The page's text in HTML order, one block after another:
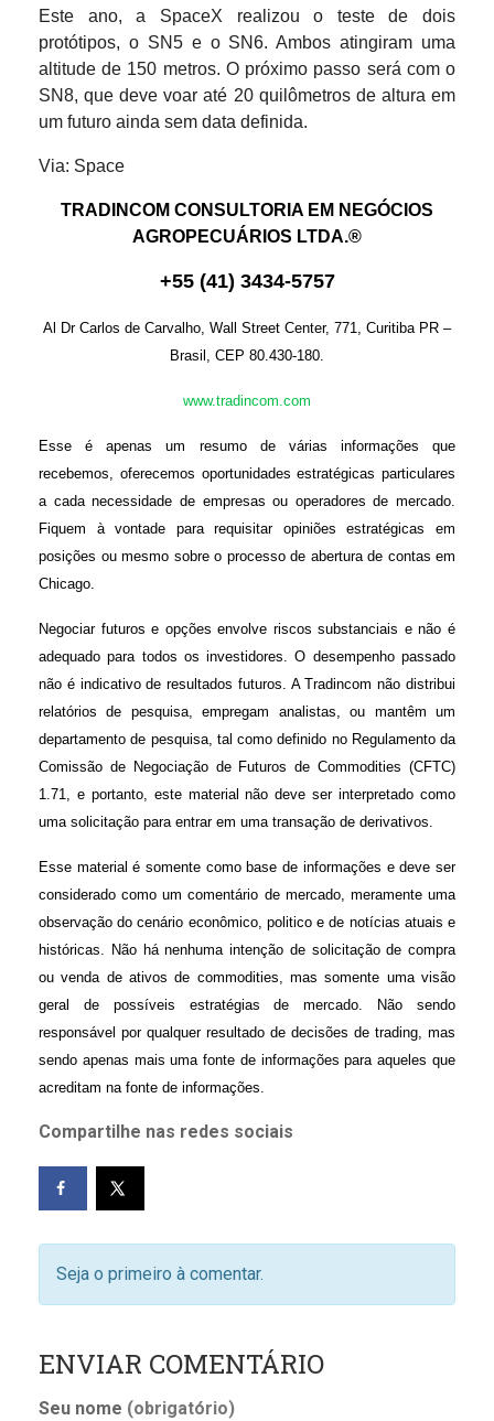
Este ano, a SpaceX realizou o teste de dois
protótipos, o SN5 e o SN6. Ambos atingiram uma
altitude de 150 metros. O próximo passo será com o
SN8, que deve voar até 20 quilômetros de altura em
um futuro ainda sem data definida.
Via: Space
TRADINCOM CONSULTORIA EM NEGÓCIOS
AGROPECUÁRIOS LTDA.®
+55 (41) 3434-5757
Al Dr Carlos de Carvalho, Wall Street Center, 771, Curitiba PR –
Brasil, CEP 80.430-180.
www.tradincom.com
Esse é apenas um resumo de várias informações que
recebemos, oferecemos oportunidades estratégicas particulares
a cada necessidade de empresas ou operadores de mercado.
Fiquem à vontade para requisitar opiniões estratégicas em
posições ou mesmo sobre o processo de abertura de contas em
Chicago.
Negociar futuros e opções envolve riscos substanciais e não é
adequado para todos os investidores. O desempenho passado
não é indicativo de resultados futuros. A Tradincom não distribui
relatórios de pesquisa, empregam analistas, ou mantêm um
departamento de pesquisa, tal como definido no Regulamento da
Comissão de Negociação de Futuros de Commodities (CFTC)
1.71, e portanto, este material não deve ser interpretado como
uma solicitação para entrar em uma transação de derivativos.
Esse material é somente como base de informações e deve ser
considerado como um comentário de mercado, meramente uma
observação do cenário econômico, politico e de notícias atuais e
históricas. Não há nenhuma intenção de solicitação de compra
ou venda de ativos de commodities, mas somente uma visão
geral de possíveis estratégias de mercado. Não sendo
responsável por qualquer resultado de decisões de trading, mas
sendo apenas mais uma fonte de informações para aqueles que
acreditam na fonte de informações.
Compartilhe nas redes sociais
Seja o primeiro à comentar.
ENVIAR COMENTÁRIO
Seu nome (obrigatório)